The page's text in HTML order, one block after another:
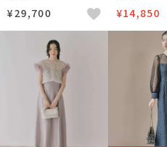
¥29,700 ¥14,850